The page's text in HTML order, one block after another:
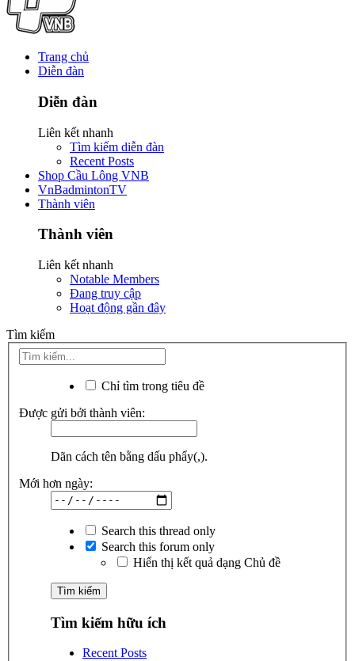
Trang chủ
Diễn đàn
Diễn đàn
Liên kết nhanh
Tìm kiếm diễn đàn
Recent Posts
Shop Cầu Lông VNB
VnBadmintonTV
Thành viên
Thành viên
Liên kết nhanh
Notable Members
Đang truy cập
Hoạt động gần đây
Tìm kiếm
Chỉ tìm trong tiêu đề
Được gửi bởi thành viên:
Dãn cách tên bằng dấu phẩy(,).
Mới hơn ngày:
Search this thread only
Search this forum only
Hiển thị kết quả dạng Chủ đề
Tìm kiếm hữu ích
Recent Posts